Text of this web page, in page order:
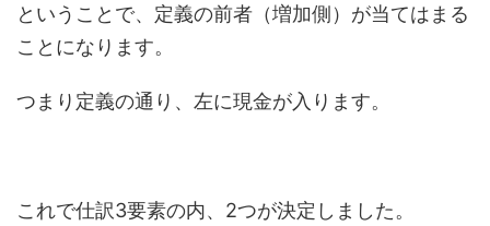
ということで、定義の前者（増加側）が当てはまる
ことになります。
つまり定義の通り、左に現金が入ります。
これで仕訳3要素の内、2つが決定しました。